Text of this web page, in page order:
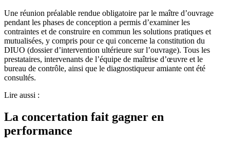
Une réunion préalable rendue obligatoire par le maître d’ouvrage
pendant les phases de conception a permis d’examiner les
contraintes et de construire en commun les solutions pratiques et
mutualisées, y compris pour ce qui concerne la constitution du
DIUO (dossier d’intervention ultérieure sur l’ouvrage). Tous les
prestataires, intervenants de l’équipe de maîtrise d’œuvre et le
bureau de contrôle, ainsi que le diagnostiqueur amiante ont été
consultés.
Lire aussi :
La concertation fait gagner en
performance